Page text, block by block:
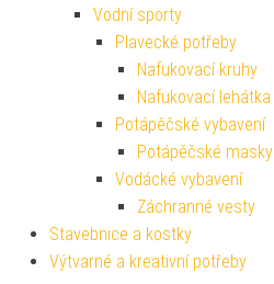
Vodní sporty
Plavecké potřeby
Nafukovací kruhy
Nafukovací lehátka
Potápěčské vybavení
Potápěčské masky
Vodácké vybavení
Záchranné vesty
Stavebnice a kostky
Výtvarné a kreativní potřeby